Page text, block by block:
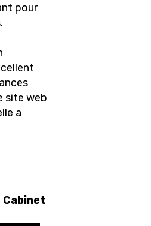
pour
site web
a
Cabinet